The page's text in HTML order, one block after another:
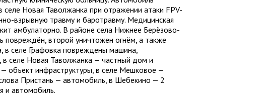
Новая Таволжанка при отражении атаки FPV-
взрывную травму и баротравму. Медицинская
амбулаторно. В районе села Нижнее Берёзово-
повреждён, второй уничтожен огнём, а также
в селе Графовка повреждены машина,
селе Новая Таволжанка — частный дом и
объект инфраструктуры, в селе Мешковое —
Пристань — автомобиль, в Шебекино — 2
и автомобиль.